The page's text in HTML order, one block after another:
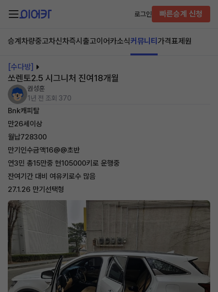
로그인 빠른승계 신청
승계차량중고차신차즉시출고이어카소식커뮤니티 가격표제원
[수다방]
쏘렌토2.5 시그니처 진여18개월
권성훈
1년 전 조회 370
Bnk캐피탈
만26세이상
월납728300
만기인수금액16@@초반
연3민 총15만중 현105000키로 운행중
잔여기간 대비 여유키로수 많음
27.1.26 만기선택형